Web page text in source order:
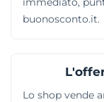
buonosconto.it.
Lo shop vende